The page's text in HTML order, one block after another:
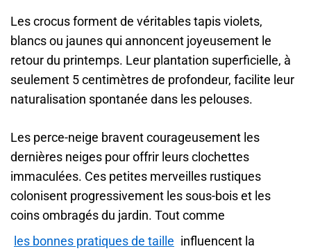
Les crocus forment de véritables tapis violets,
blancs ou jaunes qui annoncent joyeusement le
retour du printemps. Leur plantation superficielle, à
seulement 5 centimètres de profondeur, facilite leur
naturalisation spontanée dans les pelouses.
Les perce-neige bravent courageusement les
dernières neiges pour offrir leurs clochettes
immaculées. Ces petites merveilles rustiques
colonisent progressivement les sous-bois et les
coins ombragés du jardin. Tout comme
les bonnes pratiques de taille influencent la